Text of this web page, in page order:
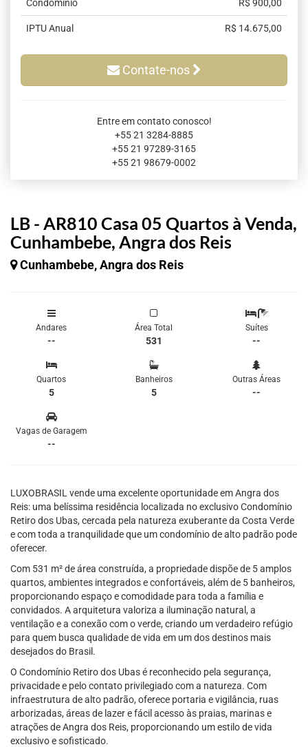
LB - AR810 Casa 05 Quartos à Venda,
Cunhambebe, Angra dos Reis
Cunhambebe, Angra dos Reis
Andares
--
Área Total
531
Suítes
--
Quartos
5
Banheiros
5
Outras Áreas
--
Vagas de Garagem
--
LUXOBRASIL vende uma excelente oportunidade em Angra dos
Reis: uma belíssima residência localizada no exclusivo Condomínio
Retiro dos Ubas, cercada pela natureza exuberante da Costa Verde
e com toda a tranquilidade que um condomínio de alto padrão pode
oferecer.
Com 531 m² de área construída, a propriedade dispõe de 5 amplos
quartos, ambientes integrados e confortáveis, além de 5 banheiros,
proporcionando espaço e comodidade para toda a família e
convidados. A arquitetura valoriza a iluminação natural, a
ventilação e a conexão com o verde, criando um verdadeiro refúgio
para quem busca qualidade de vida em um dos destinos mais
desejados do Brasil.
O Condomínio Retiro dos Ubas é reconhecido pela segurança,
privacidade e pelo contato privilegiado com a natureza. Com
infraestrutura de alto padrão, oferece portaria e vigilância, ruas
arborizadas, áreas de lazer e fácil acesso às praias, marinas e
atrações de Angra dos Reis, proporcionando um estilo de vida
exclusivo e sofisticado.
Condominio R$ 900,00
IPTU Anual R$ 14.675,00
Contate-nos
Entre em contato conosco!
+55 21 3284-8885
+55 21 97289-3165
+55 21 98679-0002